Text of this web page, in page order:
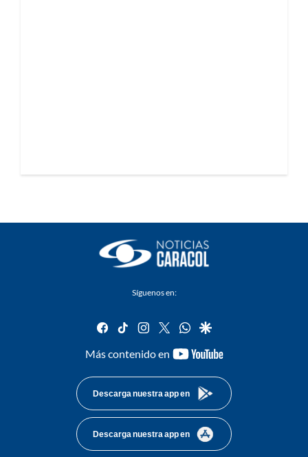
Síguenos en:
facebook
tiktok instagram
twitterwhatsapp
google
Más contenido en
youtube-
Descarga nuestra app en
Descarga nuestra app en